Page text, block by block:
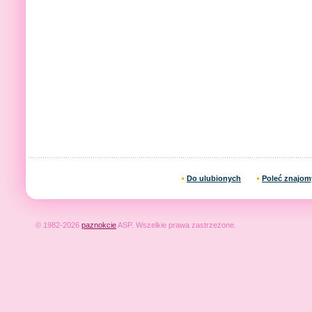
Do ulubionych Poleć
© 1982-2026 paznokcieASP. Wszelkie prawa zastrzeżone.